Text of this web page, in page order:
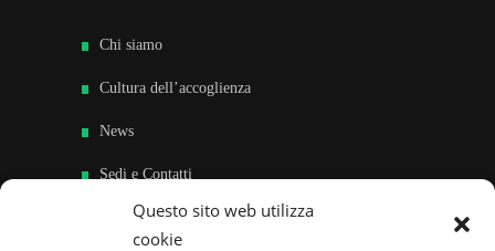
Questo sito web utilizza
cookie
Chi siamo
Cultura dell’accoglienza
News
Sedi e Contatti
Sostieni